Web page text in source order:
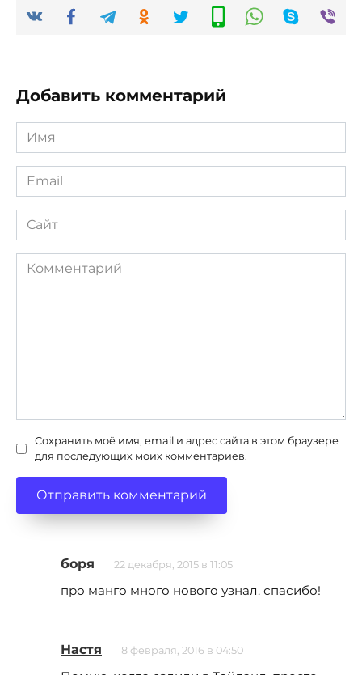
Добавить комментарий
Имя
*
Email
*
Сайт
Комментарий
Сохранить моё имя, email и адрес сайта в этом браузере
для последующих моих комментариев.
боря 22 декабря, 2015 в 11:05
про манго много нового узнал. спасибо!
Настя 8 февраля, 2016 в 04:50